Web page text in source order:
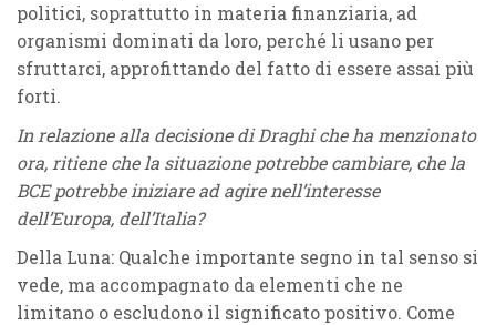
politici, soprattutto in materia finanziaria, ad
organismi dominati da loro, perché li usano per
sfruttarci, approfittando del fatto di essere assai più
forti.
In relazione alla decisione di Draghi che ha menzionato
ora, ritiene che la situazione potrebbe cambiare, che la
BCE potrebbe iniziare ad agire nell’interesse
dell’Europa, dell’Italia?
Della Luna: Qualche importante segno in tal senso si
vede, ma accompagnato da elementi che ne
limitano o escludono il significato positivo. Come